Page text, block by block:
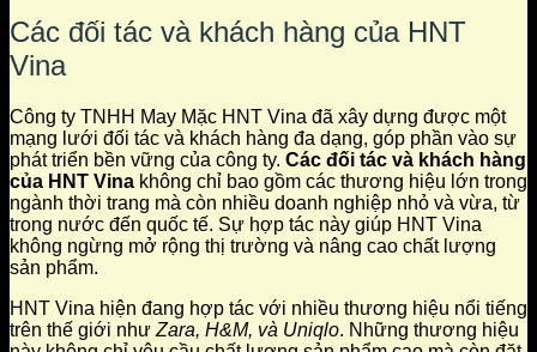
Các đối tác và khách hàng của HNT
Vina
Công ty TNHH May Mặc HNT Vina đã xây dựng được một
mạng lưới đối tác và khách hàng đa dạng, góp phần vào sự
phát triển bền vững của công ty. Các đối tác và khách hàng
của HNT Vina không chỉ bao gồm các thương hiệu lớn trong
ngành thời trang mà còn nhiều doanh nghiệp nhỏ và vừa, từ
trong nước đến quốc tế. Sự hợp tác này giúp HNT Vina
không ngừng mở rộng thị trường và nâng cao chất lượng
sản phẩm.
HNT Vina hiện đang hợp tác với nhiều thương hiệu nổi tiếng
trên thế giới như Zara, H&M, và Uniqlo. Những thương hiệu